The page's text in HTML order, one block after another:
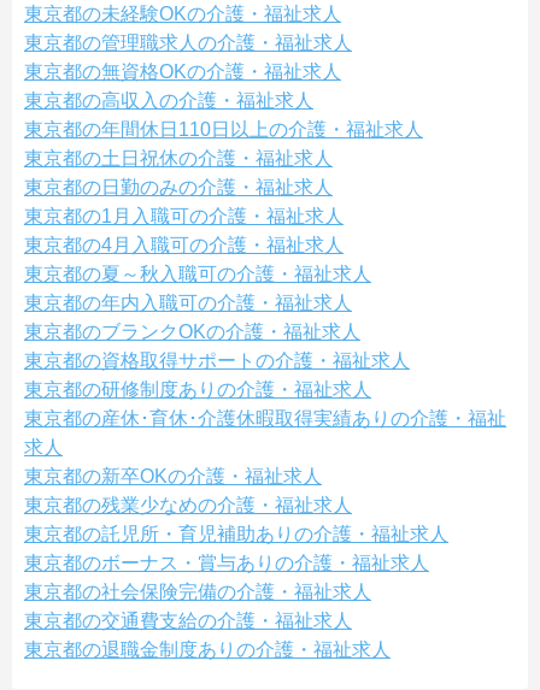
東京都の未経験OKの介護・福祉求人
東京都の管理職求人の介護・福祉求人
東京都の無資格OKの介護・福祉求人
東京都の高収入の介護・福祉求人
東京都の年間休日110日以上の介護・福祉求人
東京都の土日祝休の介護・福祉求人
東京都の日勤のみの介護・福祉求人
東京都の1月入職可の介護・福祉求人
東京都の4月入職可の介護・福祉求人
東京都の夏～秋入職可の介護・福祉求人
東京都の年内入職可の介護・福祉求人
東京都のブランクOKの介護・福祉求人
東京都の資格取得サポートの介護・福祉求人
東京都の研修制度ありの介護・福祉求人
東京都の産休･育休･介護休暇取得実績ありの介護・福祉
求人
東京都の新卒OKの介護・福祉求人
東京都の残業少なめの介護・福祉求人
東京都の託児所・育児補助ありの介護・福祉求人
東京都のボーナス・賞与ありの介護・福祉求人
東京都の社会保険完備の介護・福祉求人
東京都の交通費支給の介護・福祉求人
東京都の退職金制度ありの介護・福祉求人